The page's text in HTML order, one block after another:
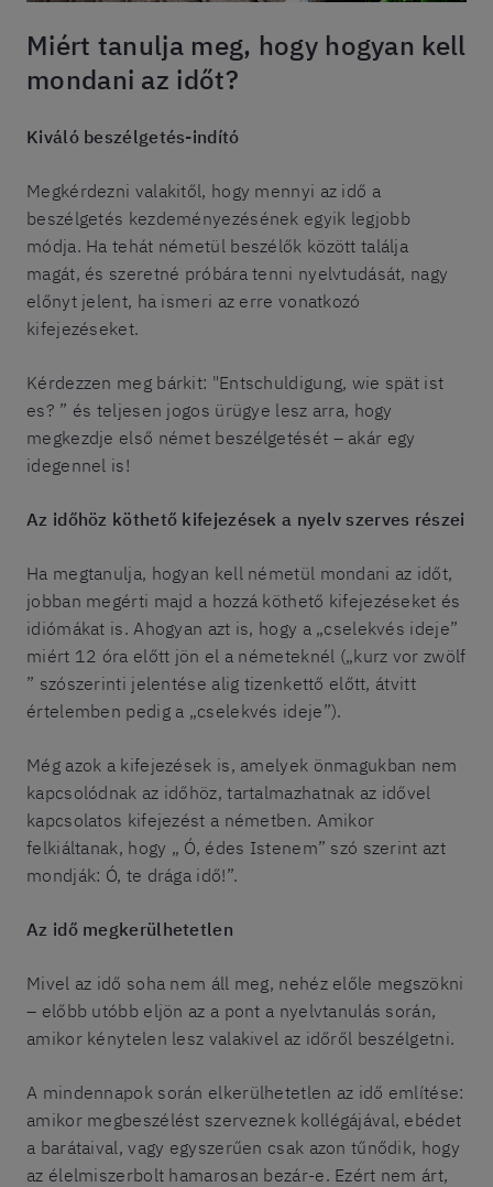
Miért tanulja meg, hogy hogyan kell
mondani az időt?
Kiváló beszélgetés-indító
Megkérdezni valakitől, hogy mennyi az idő a
beszélgetés kezdeményezésének egyik legjobb
módja. Ha tehát németül beszélők között találja
magát, és szeretné próbára tenni nyelvtudását, nagy
előnyt jelent, ha ismeri az erre vonatkozó
kifejezéseket.
Kérdezzen meg bárkit: "Entschuldigung, wie spät ist
es? ” és teljesen jogos ürügye lesz arra, hogy
megkezdje első német beszélgetését – akár egy
idegennel is!
Az időhöz köthető kifejezések a nyelv szerves részei
Ha megtanulja, hogyan kell németül mondani az időt,
jobban megérti majd a hozzá köthető kifejezéseket és
idiómákat is. Ahogyan azt is, hogy a „cselekvés ideje”
miért 12 óra előtt jön el a németeknél („kurz vor zwölf
” szószerinti jelentése alig tizenkettő előtt, átvitt
értelemben pedig a „cselekvés ideje”).
Még azok a kifejezések is, amelyek önmagukban nem
kapcsolódnak az időhöz, tartalmazhatnak az idővel
kapcsolatos kifejezést a németben. Amikor
felkiáltanak, hogy „ Ó, édes Istenem” szó szerint azt
mondják: Ó, te drága idő!”.
Az idő megkerülhetetlen
Mivel az idő soha nem áll meg, nehéz előle megszökni
– előbb utóbb eljön az a pont a nyelvtanulás során,
amikor kénytelen lesz valakivel az időről beszélgetni.
A mindennapok során elkerülhetetlen az idő említése:
amikor megbeszélést szerveznek kollégájával, ebédet
a barátaival, vagy egyszerűen csak azon tűnődik, hogy
az élelmiszerbolt hamarosan bezár-e. Ezért nem árt,